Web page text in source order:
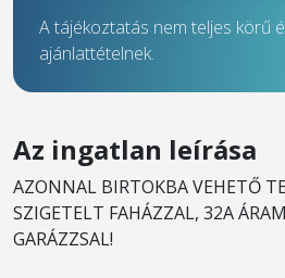
A tájékoztatás nem teljes körű
ajánlattételnek.
Az ingatlan leírása
AZONNAL BIRTOKBA VEHETŐ
SZIGETELT FAHÁZZAL, 32A
GARÁZZSAL!